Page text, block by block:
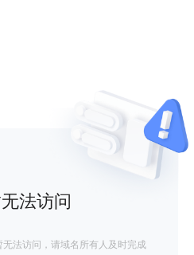
法访问
法访问，请域名所有人及时完成